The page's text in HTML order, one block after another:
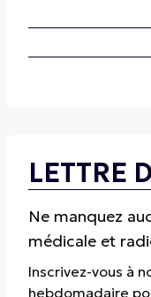
LETTRE
Ne manquez
médicale et
Inscrivez-vous à
hebdomadaire